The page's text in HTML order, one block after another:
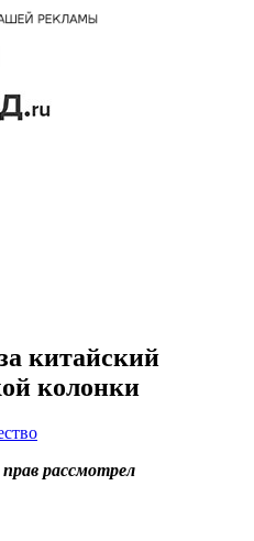
китайский
колонки
рассмотрел